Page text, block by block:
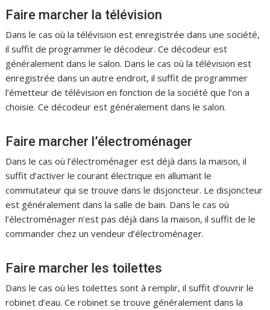
Faire marcher la télévision
Dans le cas où la télévision est enregistrée dans une société,
il suffit de programmer le décodeur. Ce décodeur est
généralement dans le salon. Dans le cas où la télévision est
enregistrée dans un autre endroit, il suffit de programmer
l’émetteur de télévision en fonction de la société que l’on a
choisie. Ce décodeur est généralement dans le salon.
Faire marcher l’électroménager
Dans le cas où l’électroménager est déjà dans la maison, il
suffit d’activer le courant électrique en allumant le
commutateur qui se trouve dans le disjoncteur. Le disjoncteur
est généralement dans la salle de bain. Dans le cas où
l’électroménager n’est pas déjà dans la maison, il suffit de le
commander chez un vendeur d’électroménager.
Faire marcher les toilettes
Dans le cas où les toilettes sont à remplir, il suffit d’ouvrir le
robinet d’eau. Ce robinet se trouve généralement dans la